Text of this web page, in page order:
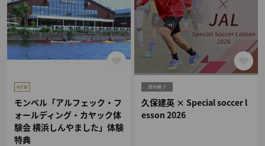
モンベル「アルフェック・フ
ォールディング・カヤック体
験会 横浜しんやました」体験
特典
久保建英 × Special soccer l
esson 2026